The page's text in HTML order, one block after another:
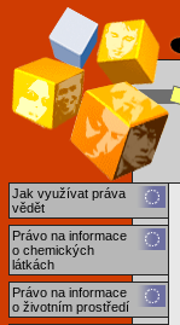
Jak využívat práva
vědět
Právo na informace
o chemických
látkách
Právo na informace
o životním prostředí